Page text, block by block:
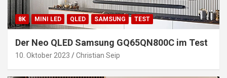
8K MINI LED QLED SAMSUNG TEST
Der Neo QLED Samsung GQ65QN800C im Test
10. Oktober 2023 Christian Seip